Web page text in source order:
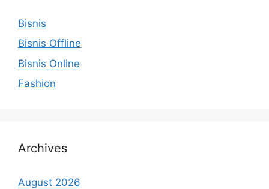
Bisnis
Bisnis Offline
Bisnis Online
Fashion
Archives
August 2026